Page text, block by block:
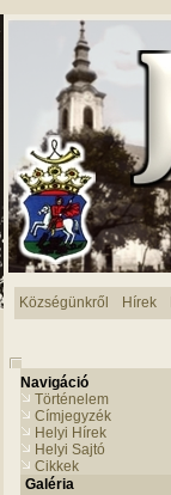
Községünkről Hírek
Navigáció
Történelem
Címjegyzék
Helyi Hírek
Helyi Sajtó
Cikkek
Galéria